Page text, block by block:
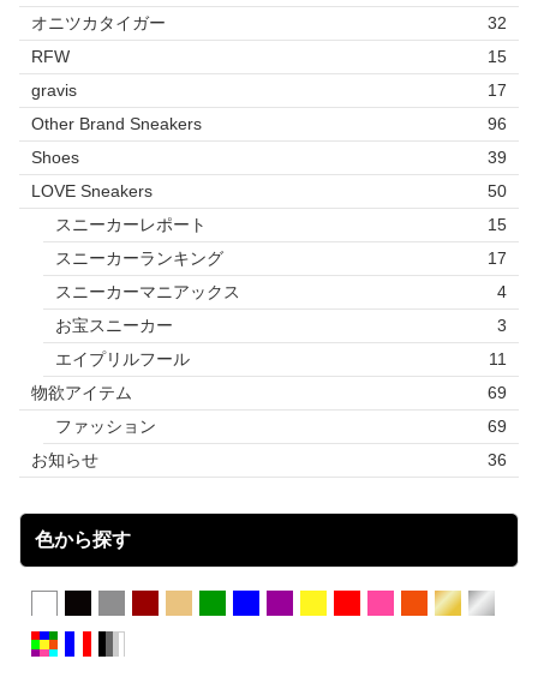
オニツカタイガー
32
RFW
15
gravis
17
Other Brand Sneakers
96
Shoes
39
LOVE Sneakers
50
スニーカーレポート
15
スニーカーランキング
17
スニーカーマニアックス
4
お宝スニーカー
3
エイプリルフール
11
物欲アイテム
69
ファッション
69
お知らせ
36
色から探す